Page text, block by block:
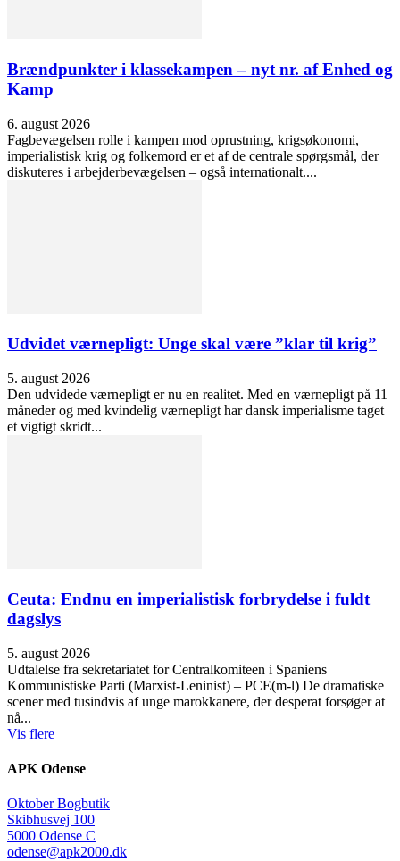
Brændpunkter i klassekampen – nyt nr. af Enhed og
Kamp
6. august 2026
Fagbevægelsen rolle i kampen mod oprustning, krigsøkonomi,
imperialistisk krig og folkemord er et af de centrale spørgsmål, der
diskuteres i arbejderbevægelsen – også internationalt....
Udvidet værnepligt: Unge skal være ”klar til krig”
5. august 2026
Den udvidede værnepligt er nu en realitet. Med en værnepligt på 11
måneder og med kvindelig værnepligt har dansk imperialisme taget
et vigtigt skridt...
Ceuta: Endnu en imperialistisk forbrydelse i fuldt
dagslys
5. august 2026
Udtalelse fra sekretariatet for Centralkomiteen i Spaniens
Kommunistiske Parti (Marxist-Leninist) – PCE(m-l) De dramatiske
scener med tusindvis af unge marokkanere, der desperat forsøger at
nå...
Vis flere
APK Odense
Oktober Bogbutik
Skibhusvej 100
5000 Odense C
odense@apk2000.dk